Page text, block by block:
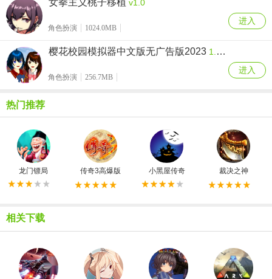
女拳主义桃子移植 v1.0
角色扮演 1024.0MB
进入
樱花校园模拟器中文版无广告版2023 1.039.55
角色扮演 256.7MB
进入
热门推荐
龙门镖局 传奇3高爆版 小黑屋传奇 裁决之神
相关下载